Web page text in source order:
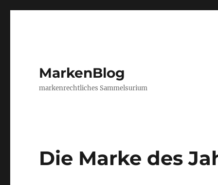
MarkenBlog
markenrechtliches Sammelsurium
Die Marke des